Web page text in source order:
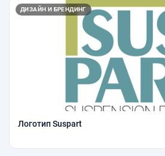
ДИЗАЙН И БРЕНДИНГ
Логотип Suspart